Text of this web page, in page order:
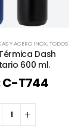
,TODOS
Y ACERO INOX,TODOS
Dash
600 ml.
C-T744